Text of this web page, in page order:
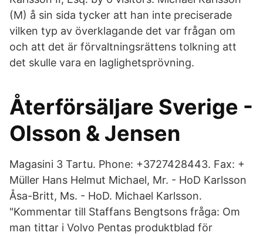
(M) å sin sida tycker att han inte preciserade
vilken typ av överklagande det var frågan om
och att det är förvaltningsrättens tolkning att
det skulle vara en laglighetsprövning.
Återförsäljare Sverige -
Olsson & Jensen
Magasini 3 Tartu. Phone: +3727428443. Fax: +
Müller Hans Helmut Michael, Mr. - HoD Karlsson
Åsa-Britt, Ms. - HoD. Michael Karlsson.
"Kommentar till Staffans Bengtsons fråga: Om
man tittar i Volvo Pentas produktblad för